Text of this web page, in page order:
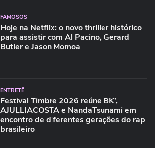
FAMOSOS
Hoje na Netflix: o novo thriller histórico
para assistir com Al Pacino, Gerard
Butler e Jason Momoa
ENTRETÊ
Festival Timbre 2026 reúne BK’,
AJULLIACOSTA e NandaTsunami em
encontro de diferentes gerações do rap
brasileiro